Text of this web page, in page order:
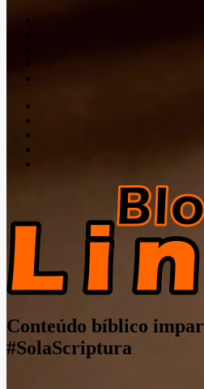
Conteúdo bíblico
#SolaScriptura